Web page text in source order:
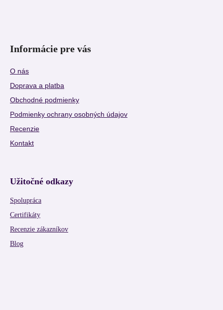
Informácie pre vás
O nás
Doprava a platba
Obchodné podmienky
Podmienky ochrany osobných údajov
Recenzie
Kontakt
Užitočné odkazy
Spolupráca
Certifikáty
Recenzie zákazníkov
Blog